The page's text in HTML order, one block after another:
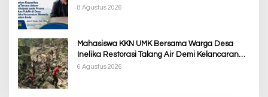
Masyarakat & Penguatan Kapasitas Karang
8 Agustus 2026
Mahasiswa KKN UMK Bersama Warga Desa
Inelika Restorasi Talang Air Demi Kelancaran
Irigasi Sawah
6 Agustus 2026